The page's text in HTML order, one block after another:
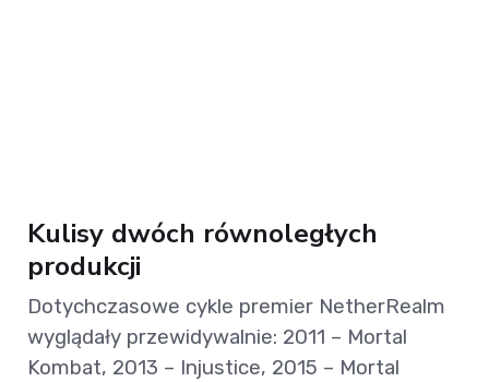
Kulisy dwóch równoległych
produkcji
Dotychczasowe cykle premier NetherRealm
wyglądały przewidywalnie: 2011 – Mortal
Kombat, 2013 – Injustice, 2015 – Mortal